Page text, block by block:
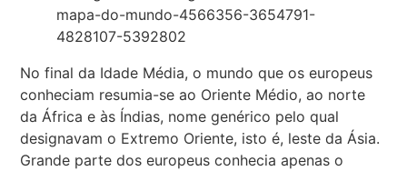
No final da Idade Média, o mundo que os europeus
conheciam resumia-se ao Oriente Médio, ao norte
da África e às Índias, nome genérico pelo qual
designavam o Extremo Oriente, isto é, leste da Ásia.
Grande parte dos europeus conhecia apenas o